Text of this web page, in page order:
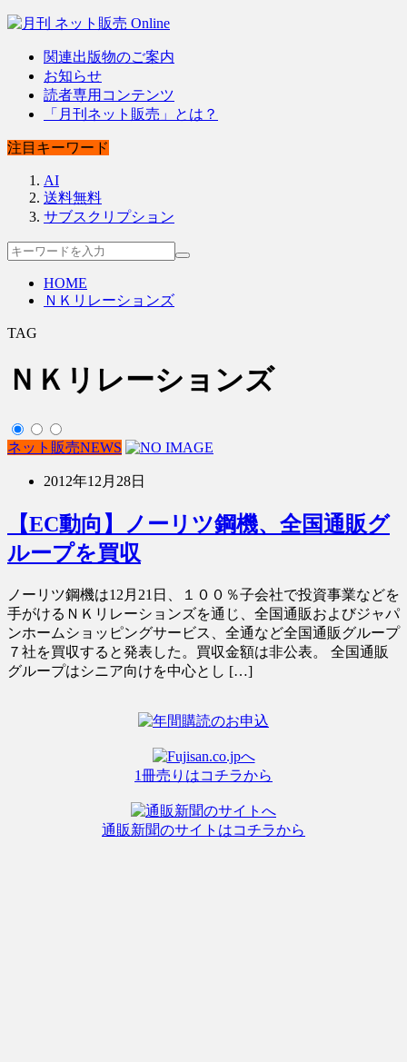
関連出版物のご案内
お知らせ
読者専用コンテンツ
「月刊ネット販売」とは？
注目キーワード
AI
送料無料
サブスクリプション
HOME
ＮＫリレーションズ
TAG
ＮＫリレーションズ
ネット販売NEWS
2012年12月28日
【EC動向】ノーリツ鋼機、全国通販グ
ループを買収
ノーリツ鋼機は12月21日、１００％子会社で投資事業などを
手がけるＮＫリレーションズを通じ、全国通販およびジャパ
ンホームショッピングサービス、全通など全国通販グループ
７社を買収すると発表した。買収金額は非公表。 全国通販
グループはシニア向けを中心とし […]
1冊売りはコチラから
通販新聞のサイトはコチラから